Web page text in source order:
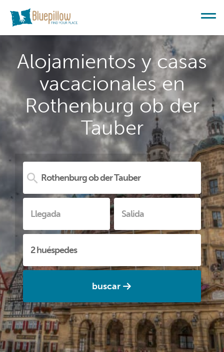
Alojamientos y casas
vacacionales en
Rothenburg ob der
Tauber
buscar